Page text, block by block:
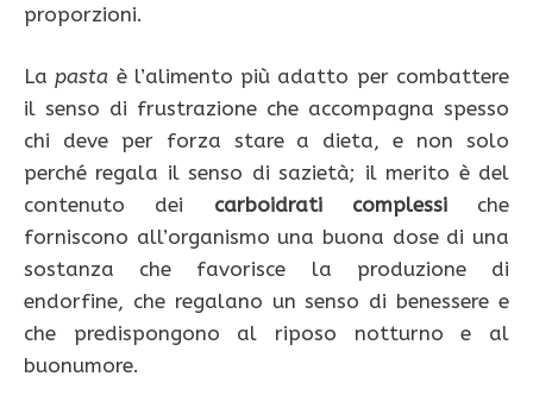
proporzioni.
La pasta è l’alimento più adatto per combattere
il senso di frustrazione che accompagna spesso
chi deve per forza stare a dieta, e non solo
perché regala il senso di sazietà; il merito è del
contenuto dei carboidrati complessiche
forniscono all’organismo una buona dose di una
sostanza che favorisce la produzione di
endorfine, che regalano un senso di benessere e
che predispongono al riposo notturno e al
buonumore.